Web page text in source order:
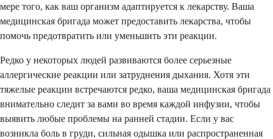
мере того, как ваш организм адаптируется к лекарству. Ваша
медицинская бригада может предоставить лекарства, чтобы
помочь предотвратить или уменьшить эти реакции.
Редко у некоторых людей развиваются более серьезные
аллергические реакции или затруднения дыхания. Хотя эти
тяжелые реакции встречаются редко, ваша медицинская бригада
внимательно следит за вами во время каждой инфузии, чтобы
выявить любые проблемы на ранней стадии. Если у вас
возникла боль в груди, сильная одышка или распространенная